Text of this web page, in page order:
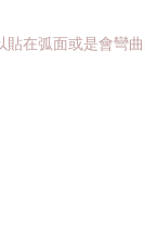
貼在弧面或是會